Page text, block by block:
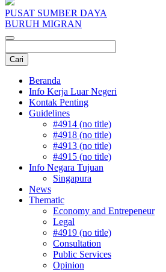
PUSAT SUMBER DAYA
BURUH MIGRAN
Beranda
Info Kerja Luar Negeri
Kontak Penting
Guidelines
#4914 (no title)
#4918 (no title)
#4913 (no title)
#4915 (no title)
Info Negara Tujuan
Singapura
News
Thematic
Economy and Entrepeneur
Legal
#4919 (no title)
Consultation
Public Services
Opinion